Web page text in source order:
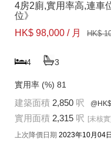
4房2廁,實用率高,連車
位》
HK$ 98,000 / 月
HK$
4 3
實用率 (%) 81
建築面積 2,850 呎
實用面積 2,315 呎 [未核實]
上次降價日期 2023年10月04日